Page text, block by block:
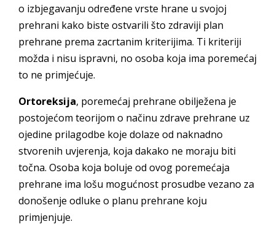
o izbjegavanju određene vrste hrane u svojoj
prehrani kako biste ostvarili što zdraviji plan
prehrane prema zacrtanim kriterijima. Ti kriteriji
možda i nisu ispravni, no osoba koja ima poremećaj
to ne primjećuje.
Ortoreksija, poremećaj prehrane obilježena je
postojećom teorijom o načinu zdrave prehrane uz
ojedine prilagodbe koje dolaze od naknadno
stvorenih uvjerenja, koja dakako ne moraju biti
točna. Osoba koja boluje od ovog poremećaja
prehrane ima lošu mogućnost prosudbe vezano za
donošenje odluke o planu prehrane koju
primjenjuje.